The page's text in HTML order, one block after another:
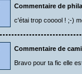
Commentaire de
c'étai trop cooool ! ;-)
Commentaire de
Bravo pour ta fic elle